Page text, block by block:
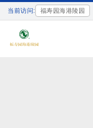
当前访问: 福寿园海港陵园